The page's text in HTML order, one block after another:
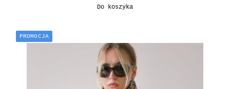
Do koszyka
PROMOCJA